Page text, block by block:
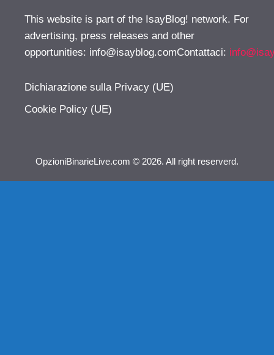
This website is part of the IsayBlog! network. For
advertising, press releases and other
opportunities: info@isayblog.comContattaci:
Dichiarazione sulla Privacy (UE)
Cookie Policy (UE)
OpzioniBinarieLive.com © 2026. All right reserverd.